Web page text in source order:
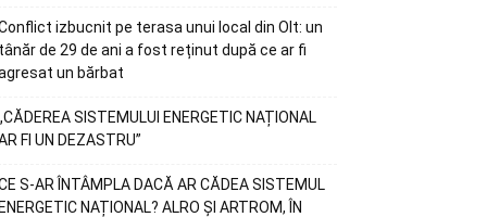
izbucnit pe terasa unui local din Olt: un
tânăr de 29 de ani a fost reținut după ce ar fi
un bărbat
SISTEMULUI ENERGETIC NAȚIONAL
FI UN DEZASTRU”
S-AR ÎNTÂMPLA DACĂ AR CĂDEA SISTEMUL
ENERGETIC NAȚIONAL? ALRO ȘI ARTROM, ÎN